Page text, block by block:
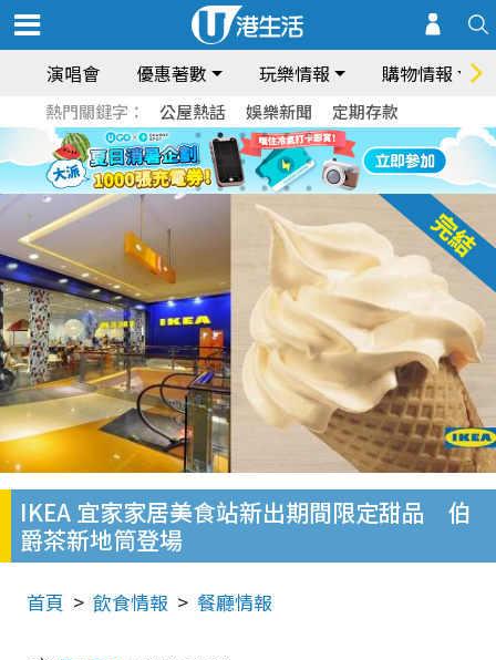
演唱會 優惠著數 玩樂情報 購物情報
熱門關鍵字： 公屋熱話 娛樂新聞 定期存款
IKEA 宜家家居美食站新出期間限定甜品 伯
爵茶新地筒登場
首頁 飲食情報 餐廳情報